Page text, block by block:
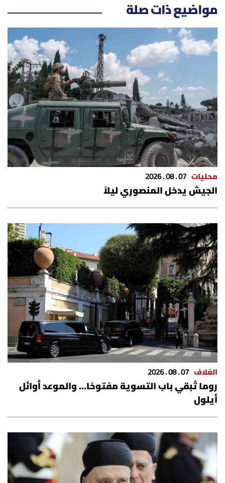
مواضيع ذات صلة
محليات 07 . 08 . 2026
الجيش يدخل المنصوري ليلاً
الغلاف 07 . 08 . 2026
روما تُبقي باب التسوية مفتوحًا... والموعد أوائل
أيلول